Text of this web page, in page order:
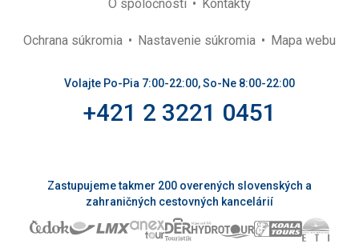
O spoločnosti
Kontakty
Ochrana súkromia Nastavenie súkromia Mapa webu
Volajte Po-Pia 7:00-22:00, So-Ne 8:00-22:00
+421 2 3221 0451
Zastupujeme takmer 200 overených slovenských a
zahraničných cestovných kancelárií